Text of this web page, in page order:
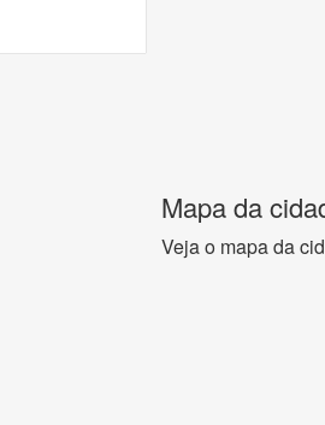
Mapa da
Veja o mapa da